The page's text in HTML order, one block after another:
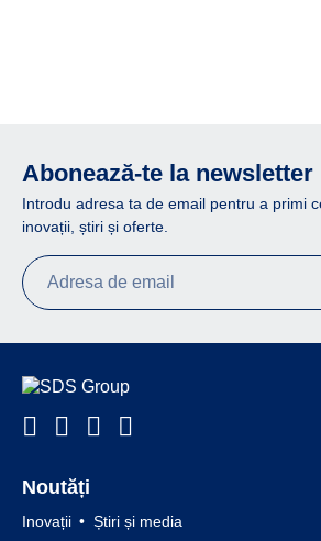
Abonează-te la newsletter
Introdu adresa ta de email pentru a primi
inovații, știri și oferte.
Noutăți
Inovații Știri și media